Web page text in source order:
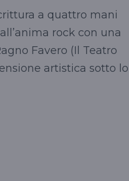
a quattro mani
rock con una
Favero (Il Teatro
artistica sotto lo